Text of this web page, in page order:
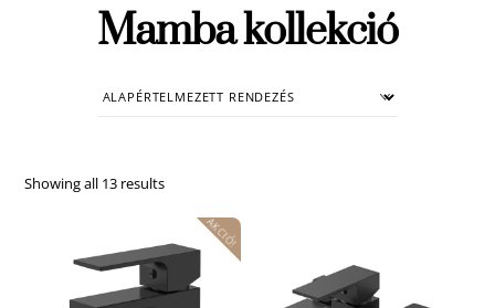
Mamba kollekció
Showing all 13 results
AKCIÓ!